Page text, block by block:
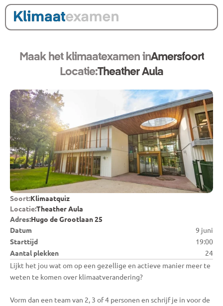
Maak het klimaatexamen inAmersfoort
Theather Aula
Locatie:
Datum
9 juni
Starttijd
19:00
Aantal plekken
24
Lijkt het jou wat om op een gezellige en actieve manier meer te
weten te komen over klimaatverandering?
Vorm dan een team van 2, 3 of 4 personen en schrijf je in voor de
Soort:Klimaatquiz
Locatie:Theather Aula
Adres:Hugo de Grootlaan 25